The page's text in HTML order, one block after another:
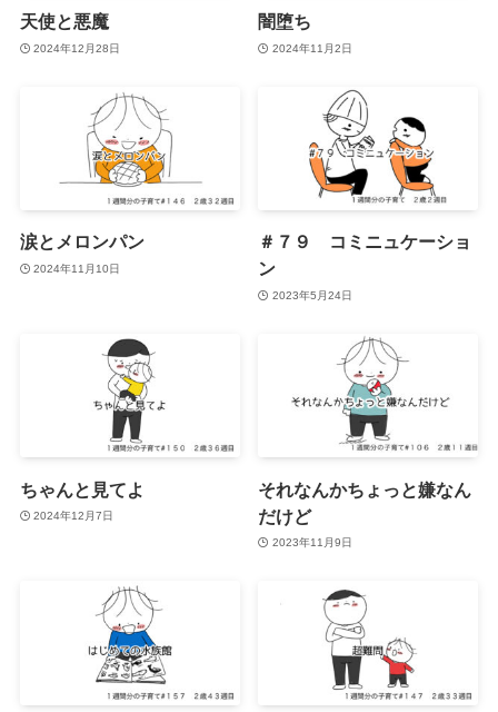
天使と悪魔
2024年12月28日
闇堕ち
2024年11月2日
涙とメロンパン
2024年11月10日
＃７９ コミニュケーショ
ン
2023年5月24日
ちゃんと見てよ
2024年12月7日
それなんかちょっと嫌なん
だけど
2023年11月9日